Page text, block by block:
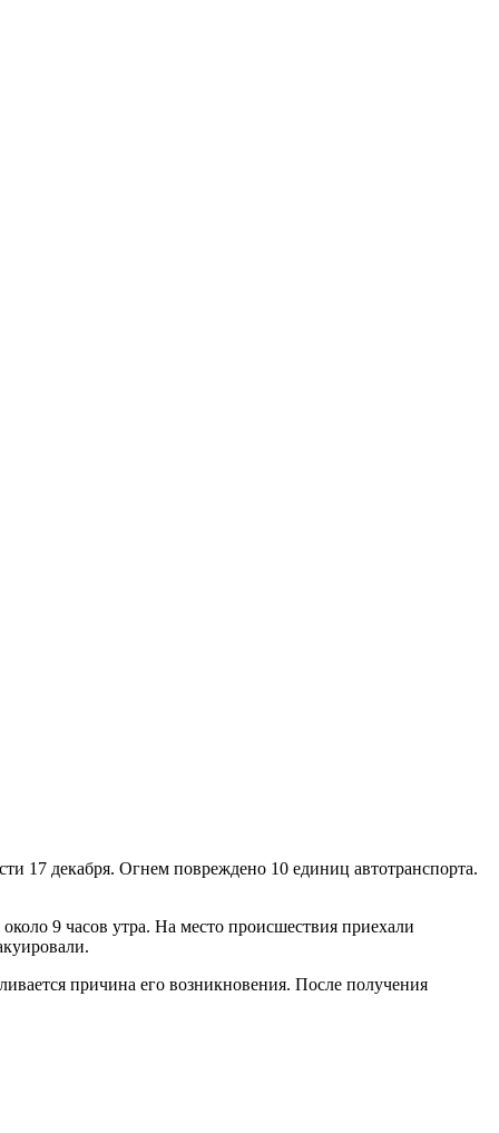
17 декабря. Огнем повреждено 10 единиц автотранспорта.
9 часов утра. На место происшествия приехали
причина его возникновения. После получения